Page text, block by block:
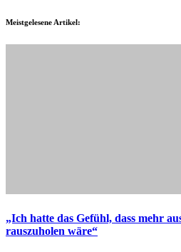
Meistgelesene Artikel:
„Ich hatte das Gefühl, dass mehr
rauszuholen wäre“